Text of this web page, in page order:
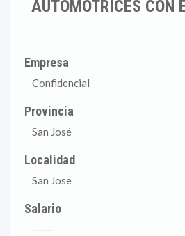
AUTOMOTRICES CON
Empresa
Confidencial
Provincia
San José
Localidad
San Jose
Salario
-----